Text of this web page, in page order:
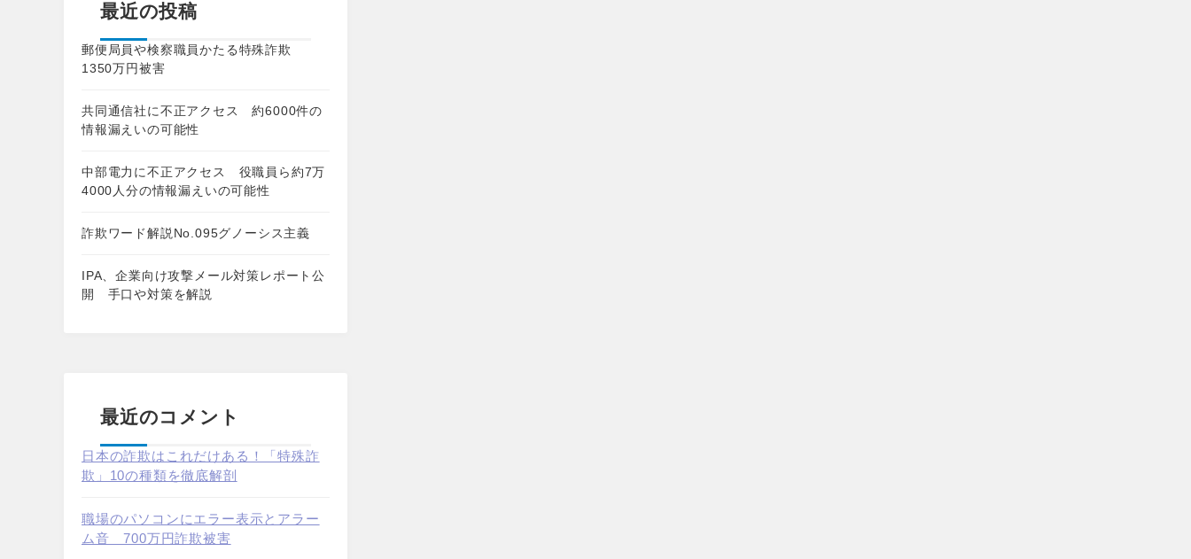
最近の投稿
郵便局員や検察職員かたる特殊詐欺
1350万円被害
共同通信社に不正アクセス 約6000件の
情報漏えいの可能性
中部電力に不正アクセス 役職員ら約7万
4000人分の情報漏えいの可能性
詐欺ワード解説No.095グノーシス主義
IPA、企業向け攻撃メール対策レポート公
開 手口や対策を解説
最近のコメント
日本の詐欺はこれだけある！「特殊詐
欺」10の種類を徹底解剖
職場のパソコンにエラー表示とアラー
ム音 700万円詐欺被害